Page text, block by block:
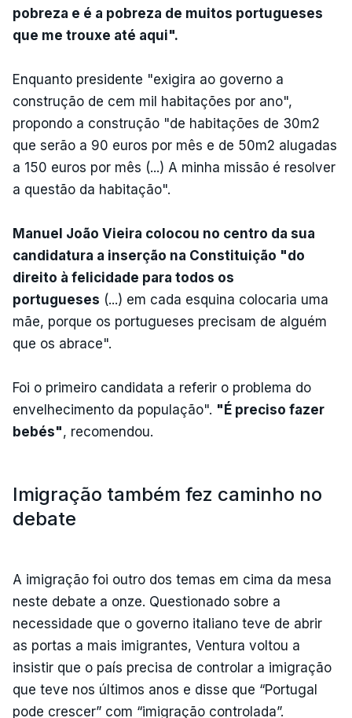
pobreza e é a pobreza de muitos portugueses
que me trouxe até aqui".
Enquanto presidente "exigira ao governo a
construção de cem mil habitações por ano",
propondo a construção "de habitações de 30m2
que serão a 90 euros por mês e de 50m2 alugadas
a 150 euros por mês (...) A minha missão é resolver
a questão da habitação".
Manuel João Vieira colocou no centro da sua
candidatura a inserção na Constituição "do
direito à felicidade para todos os
portugueses (...) em cada esquina colocaria uma
mãe, porque os portugueses precisam de alguém
que os abrace".
Foi o primeiro candidata a referir o problema do
envelhecimento da população". "É preciso fazer
bebés", recomendou.
Imigração também fez caminho no
debate
A imigração foi outro dos temas em cima da mesa
neste debate a onze. Questionado sobre a
necessidade que o governo italiano teve de abrir
as portas a mais imigrantes, Ventura voltou a
insistir que o país precisa de controlar a imigração
que teve nos últimos anos e disse que “Portugal
pode crescer” com “imigração controlada”.